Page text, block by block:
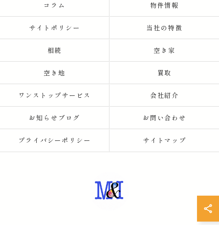
コラム 物件情報
サイトポリシー 当社の特徴
相続 空き家
空き地 買取
ワンストップサービス 会社紹介
お知らせブログ お問い合わせ
プライバシーポリシー サイトマップ